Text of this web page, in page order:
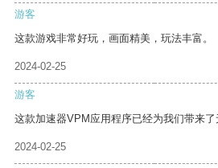
游客
这款游戏非常好玩，画面精美，玩法丰富。
2024-02-25
游客
这款加速器VPM应用程序已经为我们带来了
2024-02-25